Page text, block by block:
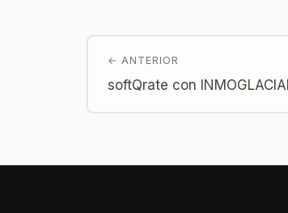
← ANTERIOR
softQrate con